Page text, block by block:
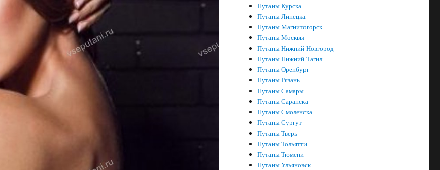
Путаны Курска
Путаны Липецка
Путаны Магнитогорск
Путаны Москвы
Путаны Нижний Новгород
Путаны Нижний Тагил
Путаны Оренбург
Путаны Рязань
Путаны Самары
Путаны Саранска
Путаны Смоленска
Путаны Сургут
Путаны Тверь
Путаны Тольятти
Путаны Тюмени
Путаны Ульяновск